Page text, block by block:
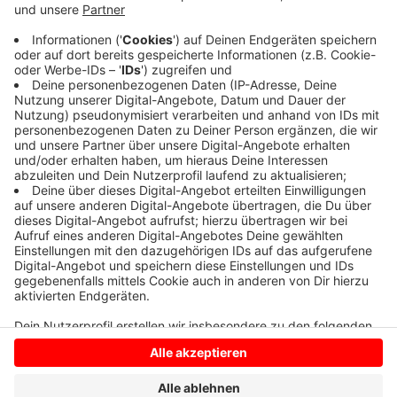
Anzeige
HIERfinden Sie alle Infos rund um den Check und die
Kontaktdaten der Ansprechpartnerin Gisela Koch-
Conrad.
Anzeige
Anzeige